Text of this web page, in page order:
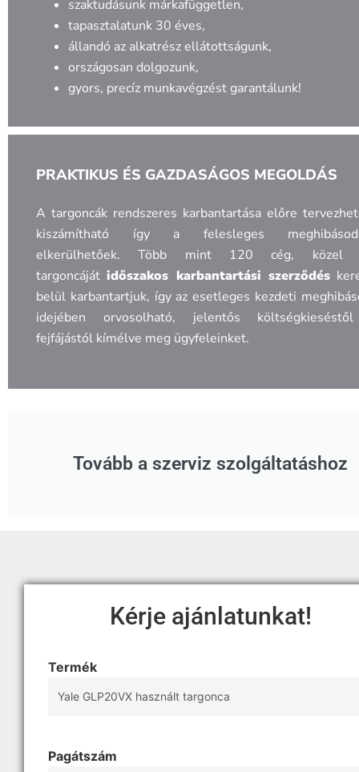
szaktudásunk márkafüggetlen,
tapasztalatunk 30 éves,
állandó az alkatrész ellátottságunk,
országosan dolgozunk,
gyors, precíz munkavégzést garantálunk!
PRAKTIKUS ÉS GAZDASÁGOS MEGOLDÁS
A targoncák rendszeres karbantartása előre
kiszámítható így a felesleges
elkerülhetőek. Több mint 120 cég, közel
targoncájátidőszakos karbantartási szerződés
belül karbantartjuk, így az esetleges kezdeti
idejében orvosolható, jelentős
fejfájástól kímélve meg ügyfeleinket.
Tovább a szerviz szolgáltatáshoz
Kérje ajánlatunkat!
Termék
Pagátszám